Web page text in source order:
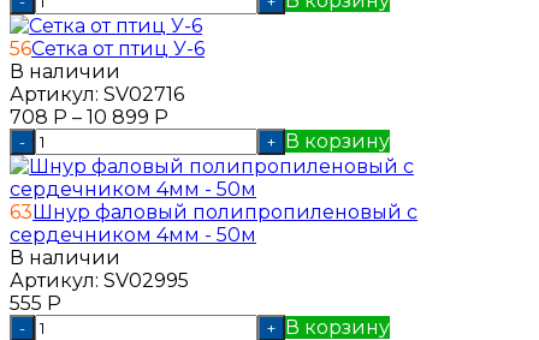
56Сетка от птиц У-6
В наличии
Артикул: SV02716
708 Р – 10 899 Р
- + В корзину
63Шнур фаловый полипропиленовый с
сердечником 4мм - 50м
В наличии
Артикул: SV02995
555 Р
- + В корзину